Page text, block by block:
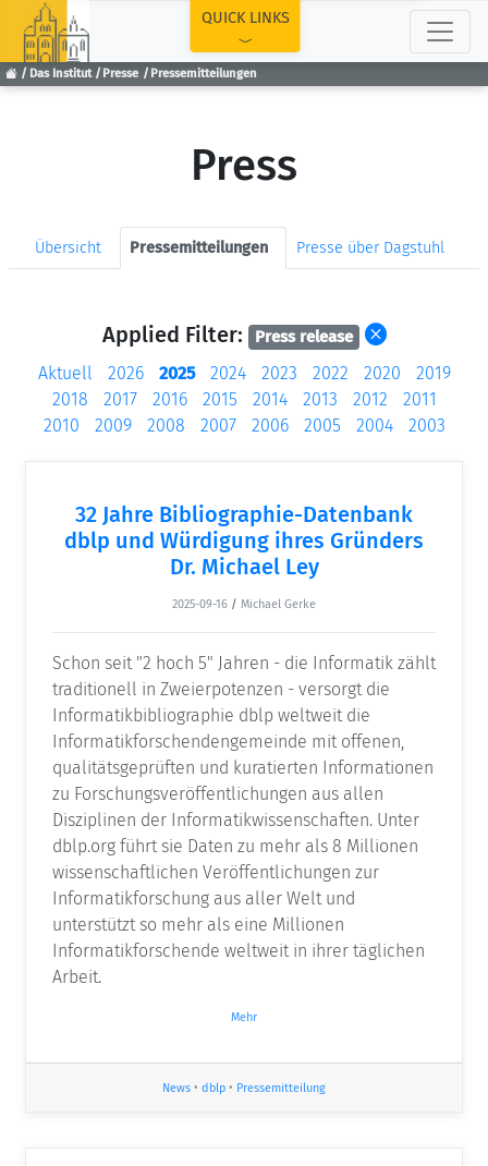
Das Institut Presse Pressemitteilungen
QUICK LINKS
Press
Übersicht Pressemitteilungen Presse über Dagstuhl
Applied Filter: Press release
Aktuell 2026 2025 2024 2023 2022 2020
2019
2018
2017 2016 2015 2014 2013 2012
2011
2010
2009 2008 2007 2006 2005 2004 2003
32 Jahre Bibliographie-Datenbank
dblp und Würdigung ihres Gründers
Dr. Michael Ley
2025-09-16 / Michael Gerke
Schon seit "2 hoch 5" Jahren - die Informatik zählt
traditionell in Zweierpotenzen - versorgt die
Informatikbibliographie dblp weltweit die
Informatikforschendengemeinde mit offenen,
qualitätsgeprüften und kuratierten Informationen
zu Forschungsveröffentlichungen aus allen
Disziplinen der Informatikwissenschaften. Unter
dblp.org führt sie Daten zu mehr als 8 Millionen
wissenschaftlichen Veröffentlichungen zur
Informatikforschung aus aller Welt und
unterstützt so mehr als eine Millionen
Informatikforschende weltweit in ihrer täglichen
Arbeit.
Mehr
News • dblp • Pressemitteilung